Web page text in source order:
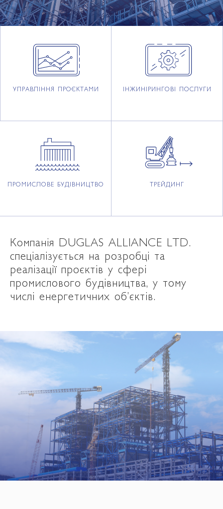
УПРАВЛІННЯ ПРОЄКТАМИ ІНЖИНІРИНГОВІ ПОСЛУГИ
ПРОМИСЛОВЕ БУДІВНИЦТВО ТРЕЙДИНГ
Компанія DUGLAS ALLIANCE LTD.
спеціалізується на розробці та
реалізації проєктів у сфері
промислового будівництва, у тому
числі енергетичних об’єктів.